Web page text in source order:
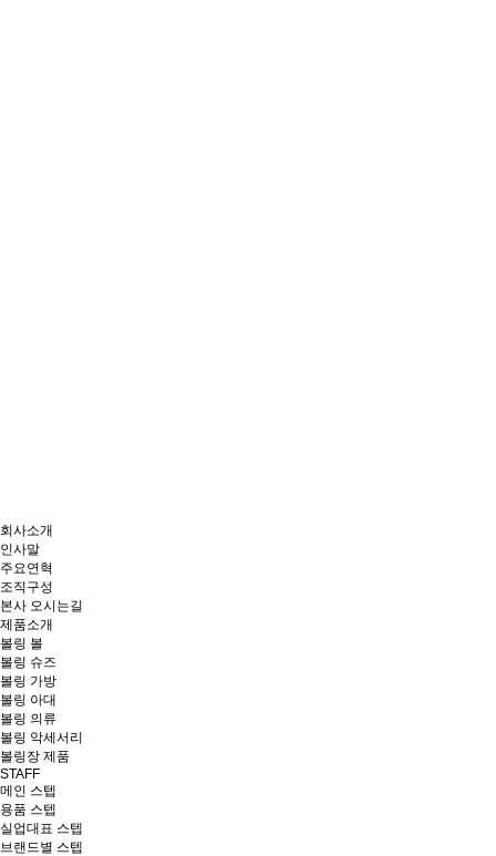
회사소개
인사말
주요연혁
조직구성
본사 오시는길
제품소개
볼링 볼
볼링 슈즈
볼링 가방
볼링 아대
볼링 의류
볼링 악세서리
볼링장 제품
STAFF
메인 스텝
용품 스텝
실업대표 스텝
브랜드별 스텝